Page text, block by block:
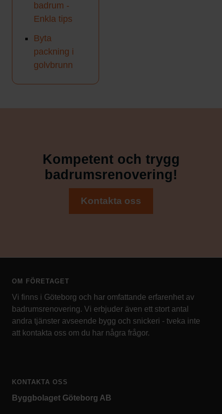
badrum -
Enkla tips
Byta
packning i
golvbrunn
Kompetent och trygg
badrumsrenovering!
Kontakta oss
OM FÖRETAGET
Vi finns i Göteborg och har omfattande erfarenhet av
badrumsrenovering. Vi erbjuder även ett stort antal
andra tjänster avseende bygg och snickeri - tveka inte
att kontakta oss om du har några frågor.
KONTAKTA OSS
Byggbolaget Göteborg AB